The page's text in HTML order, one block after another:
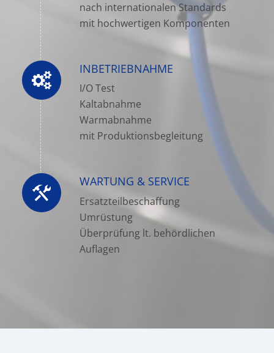
nach internationalen Standards
mit hochwertigen Komponenten
INBETRIEBNAHME
I/O Test
Kaltabnahme
Warmabnahme
mit Produktionsbegleitung
WARTUNG & SERVICE
Ersatzteilbeschaffung
Umrüstung
Überprüfung lt. behördlichen
Auflagen